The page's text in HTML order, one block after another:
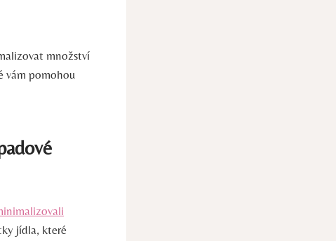
množství
vám pomohou
jídla, které